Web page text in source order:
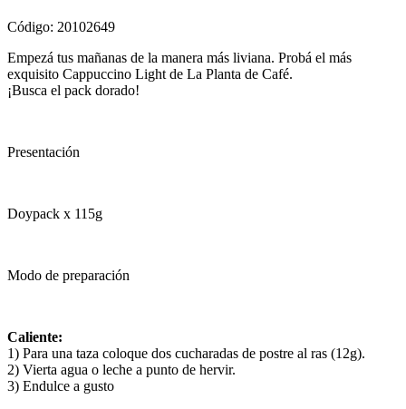
Código: 20102649
Empezá tus mañanas de la manera más liviana. Probá el más
exquisito Cappuccino Light de La Planta de Café.
¡Busca el pack dorado!
Presentación
Doypack x 115g
Modo de preparación
Caliente:
1) Para una taza coloque dos cucharadas de postre al ras (12g).
2) Vierta agua o leche a punto de hervir.
3) Endulce a gusto